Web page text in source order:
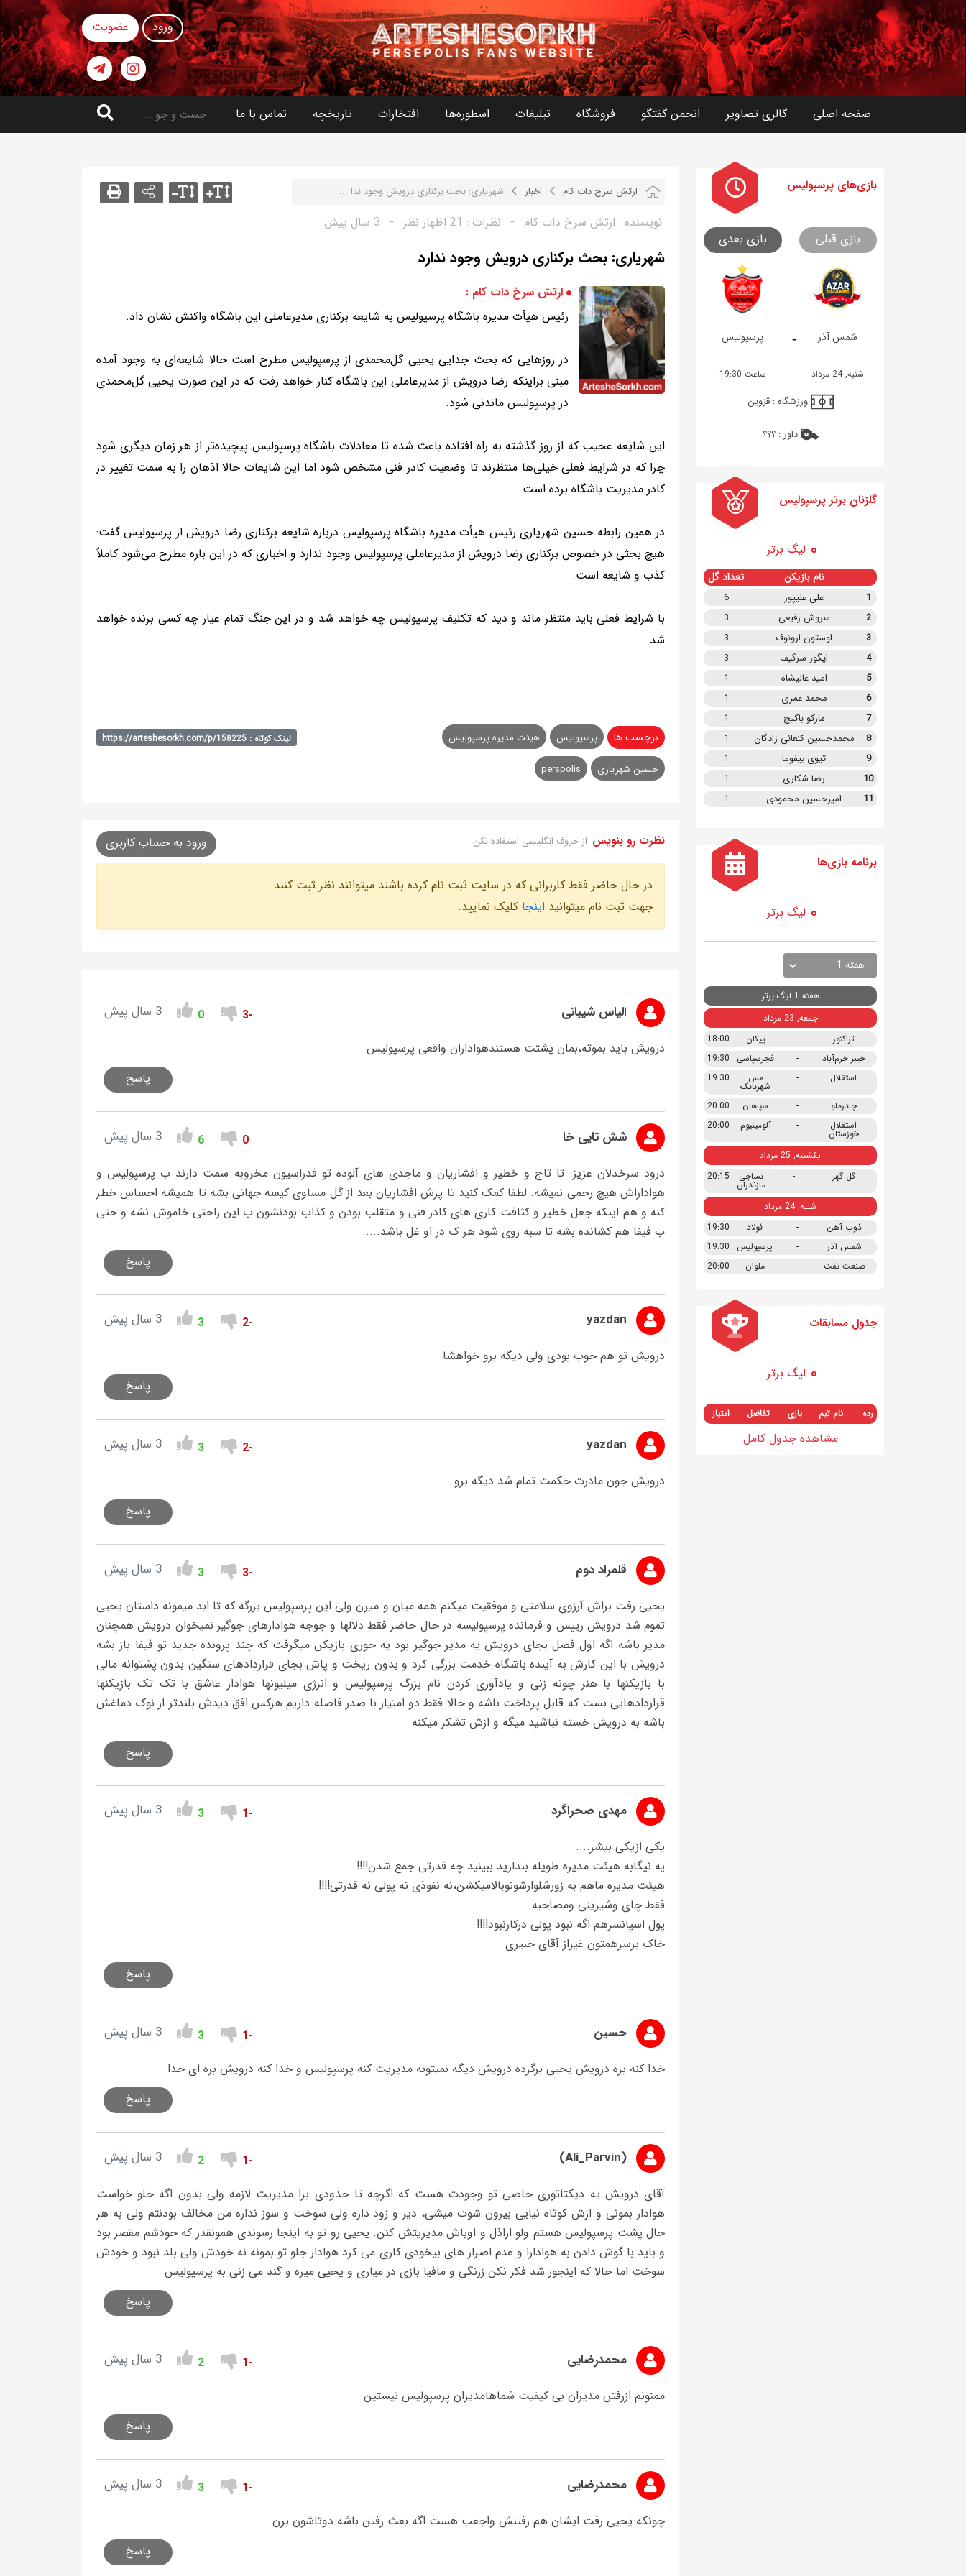
ورود عضویت
صفحه اصلی گالری تصاویر انجمن گفتگو فروشگاه تبلیغات اسطوره‌ها افتخارات تاریخچه تماس با ما
ارتش سرخ دات کام اخبار شهریاری: بحث برکناری درویش وجود ندا ...
نویسنده : ارتش سرخ دات کام - نظرات : 21 اظهار نظر - 3 سال پیش
شهریاری: بحث برکناری درویش وجود ندارد
ارتش سرخ دات کام :
رئیس هیأت مدیره باشگاه پرسپولیس به شایعه برکناری مدیرعاملی این باشگاه واکنش نشان داد.
در روزهایی که بحث جدایی یحیی گل‌محمدی از پرسپولیس مطرح است حالا شایعه‌ای به وجود آمده
مبنی براینکه رضا درویش از مدیرعاملی این باشگاه کنار خواهد رفت که در این صورت یحیی گل‌محمدی
در پرسپولیس ماندنی شود.
این شایعه عجیب که از روز گذشته به راه افتاده باعث شده تا معادلات باشگاه پرسپولیس پیچیده‌تر از هر زمان دیگری شود
چرا که در شرایط فعلی خیلی‌ها منتظرند تا وضعیت کادر فنی مشخص شود اما این شایعات حالا اذهان را به سمت تغییر در
کادر مدیریت باشگاه برده است.
در همین رابطه حسین شهریاری رئیس هیأت مدیره باشگاه پرسپولیس درباره شایعه برکناری رضا درویش از پرسپولیس گفت:
هیچ بحثی در خصوص برکناری رضا درویش از مدیرعاملی پرسپولیس وجود ندارد و اخباری که در این باره مطرح می‌شود کاملاً
کذب و شایعه است.
با شرایط فعلی باید منتظر ماند و دید که تکلیف پرسپولیس چه خواهد شد و در این جنگ تمام عیار چه کسی برنده خواهد
شد.
برچسب ها پرسپولیس هیئت مدیره پرسپولیس
حسین شهریاری perspolis
لینک کوتاه : https://arteshesorkh.com/p/158225
نظرت رو بنویس از حروف انگلیسی استفاده نکن ورود به حساب کاربری
در حال حاضر فقط کاربرانی که در سایت ثبت نام کرده باشند میتوانند نظر ثبت کنند.
جهت ثبت نام میتوانید اینجا کلیک نمایید.
الیاس شیبانی -3
0 3 سال پیش
درویش باید بموته،بمان پشتت هستندهواداران واقعی پرسپولیس
پاسخ
شش تایی خا 0
6 3 سال پیش
درود سرخدلان عزیز. تا تاج و خطیر و افشاریان و ماجدی های آلوده تو فدراسیون مخروبه سمت دارند ب پرسپولیس و
هواداراش هیچ رحمی نمیشه. لطفا کمک کنید تا پرش افشاریان بعد از گل مساوی کیسه جهانی بشه تا همیشه احساس خطر
کنه و هم اینکه جعل خطیر و کثافت کاری های کادر فنی و متقلب بودن و کذاب بودنشون ب این راحتی خاموش نشه و حتی
ب فیفا هم کشانده بشه تا سبه روی شود هر ک در او غل باشد.....
پاسخ
yazdan
-2
3 3 سال پیش
درویش تو هم خوب بودی ولی دیگه برو خواهشا
پاسخ
yazdan
-2
3 3 سال پیش
درویش جون مادرت حکمت تمام شد دیگه برو
پاسخ
قلمراد دوم -3
3 3 سال پیش
یحیی رفت براش آرزوی سلامتی و موفقیت میکنم همه میان و میرن ولی این پرسپولیس بزرگه که تا ابد میمونه داستان یحیی
تموم شد درویش رییس و فرمانده پرسپولیسه در حال حاضر فقط دلالها و جوجه هوادارهای جوگیر نمیخوان درویش همچنان
مدیر باشه اگه اول فصل بجای درویش یه مدیر جوگیر بود یه جوری بازیکن میگرفت که چند پرونده جدید تو فیفا باز بشه
درویش با این کارش به آینده باشگاه خدمت بزرگی کرد و بدون ریخت و پاش بجای قراردادهای سنگین بدون پشتوانه مالی
با بازیکنها با هنر چونه زنی و یادآوری کردن نام بزرگ پرسپولیس و انرژی میلیونها هوادار عاشق با تک تک بازیکنها
قراردادهایی بست که قابل پرداخت باشه و حالا فقط دو امتیاز با صدر فاصله داریم هرکس افق دیدش بلندتر از نوک دماغش
باشه به درویش خسته نباشید میگه و ازش تشکر میکنه
پاسخ
مهدی صحراگرد -1
3 3 سال پیش
یکی ازیکی بیشر....
یه نیگابه هیئت مدیره طویله بندازید ببینید چه قدرتی جمع شدن!!!!
هیئت مدیره ماهم به زورشلوارشونوبالامیکشن،نه نفوذی نه پولی نه قدرتی!!!!
فقط چای وشیرینی ومصاحبه
پول اسپانسرهم اگه نبود پولی درکارنبود!!!!
خاک برسرهمتون غیراز آقای خبیری
پاسخ
حسین -1
3 3 سال پیش
خدا کنه بره درویش یحیی برگرده درویش دیگه نمیتونه مدیریت کنه پرسپولیس و خدا کنه درویش بره ای خدا
پاسخ
(Ali_Parvin)
-1
2 3 سال پیش
آقای درویش یه دیکتاتوری خاصی تو وجودت هست که اگرچه تا حدودی برا مدیریت لازمه ولی بدون اگه جلو خواست
هوادار بمونی و ازش کوتاه نیایی بیرون شوت میشی، دیر و زود داره ولی سوخت و سوز نداره من مخالف بودنتم ولی به هر
حال پشت پرسپولیس هستم ولو اراذل و اوباش مدیریتش کنن. یحیی رو تو به اینجا رسوندی همونقدر که خودشم مقصر بود
و باید با گوش دادن به هوادارا و عدم اصرار های بیخودی کاری می کرد هوادار جلو تو بمونه نه خودش ولی بلد نبود و خودش
سوخت اما حالا که اینجور شد فکر نکن زرنگی و مافیا بازی در میاری و یحیی میره و گند می زنی به پرسپولیس
پاسخ
محمدرضایی -1
2 3 سال پیش
ممنونم ازرفتن مدیران بی کیفیت شماهامدیران پرسپولیس نیستین
پاسخ
محمدرضایی -1
3 3 سال پیش
چونکه یحیی رفت ایشان هم رفتنش واجعب هست اگه بعث رفتن باشه دوتاشون برن
پاسخ
بازی های پرسپولیس
بازی قبلی بازی بعدی
- شمس آذر پرسپولیس
شنبه, 24 مرداد ساعت 19:30
ورزشگاه :قزوین
داور :؟؟؟
گلزنان برتر پرسپولیس
لیگ برتر
نام بازیکن تعداد گل
1 علی علیپور
6
2
سروش رفیعی
3
3
اوستون ارونوف
3
4
ایگور سرگیف
3
5
امید عالیشاه
1
6
محمد عمری
1
7
مارکو باکیچ
1
8
محمدحسین کنعانی زادگان
1
9
تیوی بیفوما
1
10
رضا شکاری
1
11
امیرحسین محمودی 1
برنامه بازی ها
لیگ برتر
هفته 1
هفته 1 لیگ برتر
جمعه, 23 مرداد
تراکتور
- پیکان
18:00
خیبر خرم‌آباد
- فجرسپاسی
19:30
استقلال
- مس
شهربابک
19:30
چادرملو - سپاهان
20:00
استقلال
خوزستان
- آلومینیوم 20:00
یکشنبه, 25 مرداد
گل گهر
- نساجی
مازندران
20:15
شنبه, 24 مرداد
ذوب آهن
- فولاد
19:30
شمس آذر
- پرسپولیس
19:30
صنعت نفت
- ملوان 20:00
جدول مسابقات
لیگ برتر
رده نام تیم بازی تفاضل امتیاز
مشاهده جدول کامل